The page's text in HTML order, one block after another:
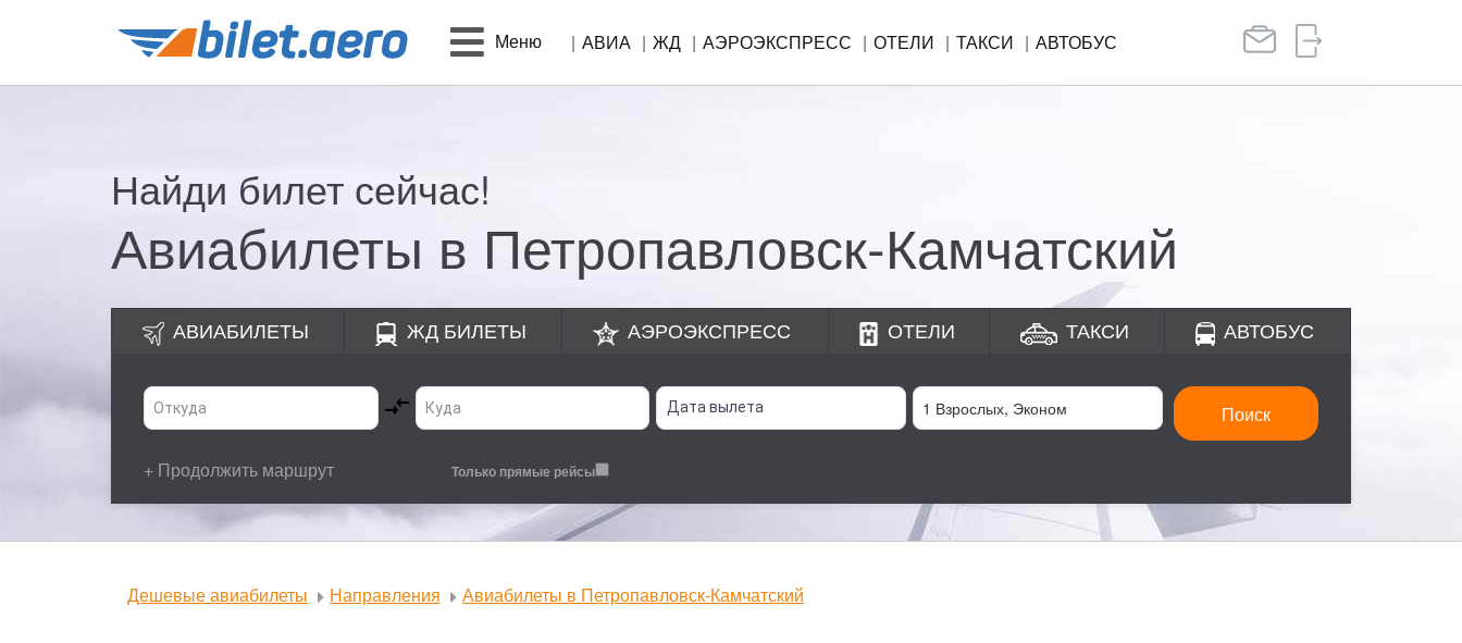
Меню АВИА ЖД АЭРОЭКСПРЕСС ОТЕЛИ ТАКСИ АВТОБУС
Найди билет сейчас!
Авиабилеты в Петропавловск-Камчатский
АВИАБИЛЕТЫ ЖД БИЛЕТЫ АЭРОЭКСПРЕСС ОТЕЛИ ТАКСИ АВТОБУС
Поиск
+ Продолжить маршрут Только прямые рейсы
Дешевые авиабилеты Направления Авиабилеты в Петропавловск-Камчатский